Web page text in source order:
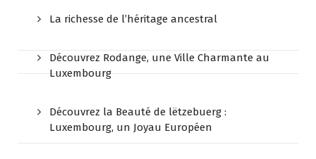
La richesse de l’héritage ancestral
Découvrez Rodange, une Ville Charmante au
Luxembourg
Découvrez la Beauté de lëtzebuerg :
Luxembourg, un Joyau Européen